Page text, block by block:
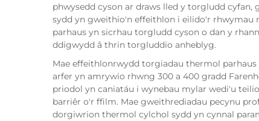
phwysedd cyson ar draws lled y torgludd
sydd yn gweithio'n effeithlon i eilido'r
parhaus yn sicrhau torgludd cyson o dan y
ddigwydd â thrin torgluddio anheblyg.
Mae effeithlonrwydd torgiadau thermol
arfer yn amrywio rhwng 300 a 400 gradd
priodol yn caniatáu i wynebau mylar wedi'u
barriêr o'r ffilm. Mae gweithrediadau pecynu
dorgiwrion thermol cylchol sydd yn cynnal